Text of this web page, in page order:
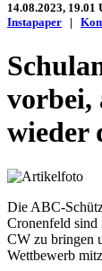
14.08.2023,
Instapaper |
vorbei,
wieder
Die ABC-
Cronenfeld
CW zu bringen
Wettbewerb